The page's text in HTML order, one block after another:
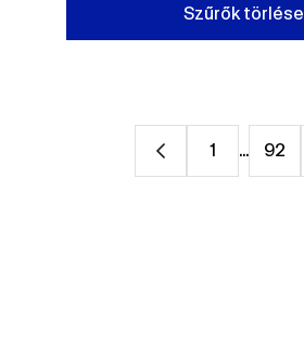
Szűrők törlése
1 ... 92